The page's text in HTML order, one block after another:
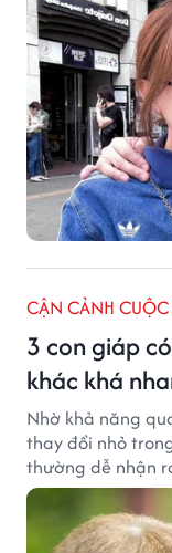
CẬN CẢNH
3 con giáp
khác khá
Nhờ khả năng
thay đổi nhỏ
thường dễ nhận
đối diện.